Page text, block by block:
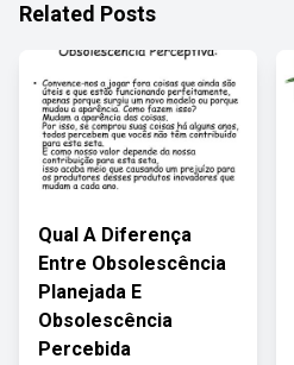
Related Posts
Qual A Diferença
Entre Obsolescência
Planejada E
Obsolescência
Percebida